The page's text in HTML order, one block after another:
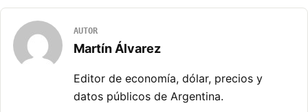
AUTOR
Martín Álvarez
Editor de economía, dólar, precios y
datos públicos de Argentina.